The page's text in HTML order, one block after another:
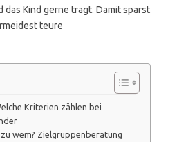
das Kind gerne trägt. Damit sparst
teure
Kriterien zählen bei
wem? Zielgruppenberatung